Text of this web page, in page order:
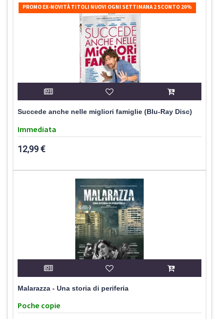
PROMO EX-NOVITÀ TITOLI NUOVI OGNI SETTIMANA 2 SCONTO 20%
Succede anche nelle migliori famiglie (Blu-Ray Disc)
Immediata
12,99 €
Malarazza - Una storia di periferia
Poche copie